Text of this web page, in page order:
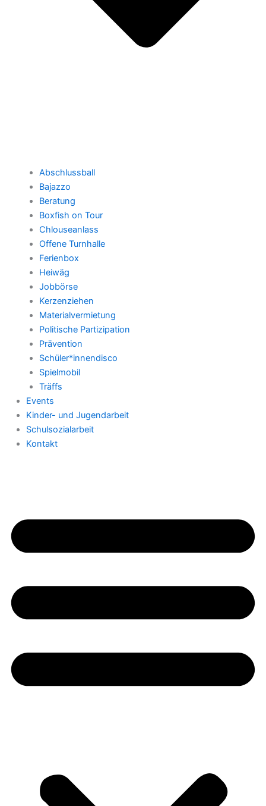
Abschlussball
Bajazzo
Beratung
Boxfish on Tour
Chlouseanlass
Offene Turnhalle
Ferienbox
Heiwäg
Jobbörse
Kerzenziehen
Materialvermietung
Politische Partizipation
Prävention
Schüler*innendisco
Spielmobil
Träffs
Events
Kinder- und Jugendarbeit
Schulsozialarbeit
Kontakt